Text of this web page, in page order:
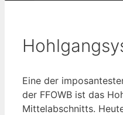
Eine der
der FFOWB ist das
Mittelabschnitts.